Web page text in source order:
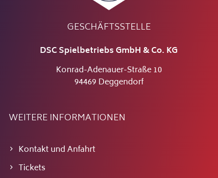
GESCHÄFTSSTELLE
DSC Spielbetriebs GmbH & Co. KG
Konrad-Adenauer-Straße 10
94469 Deggendorf
WEITERE INFORMATIONEN
Kontakt und Anfahrt
Tickets